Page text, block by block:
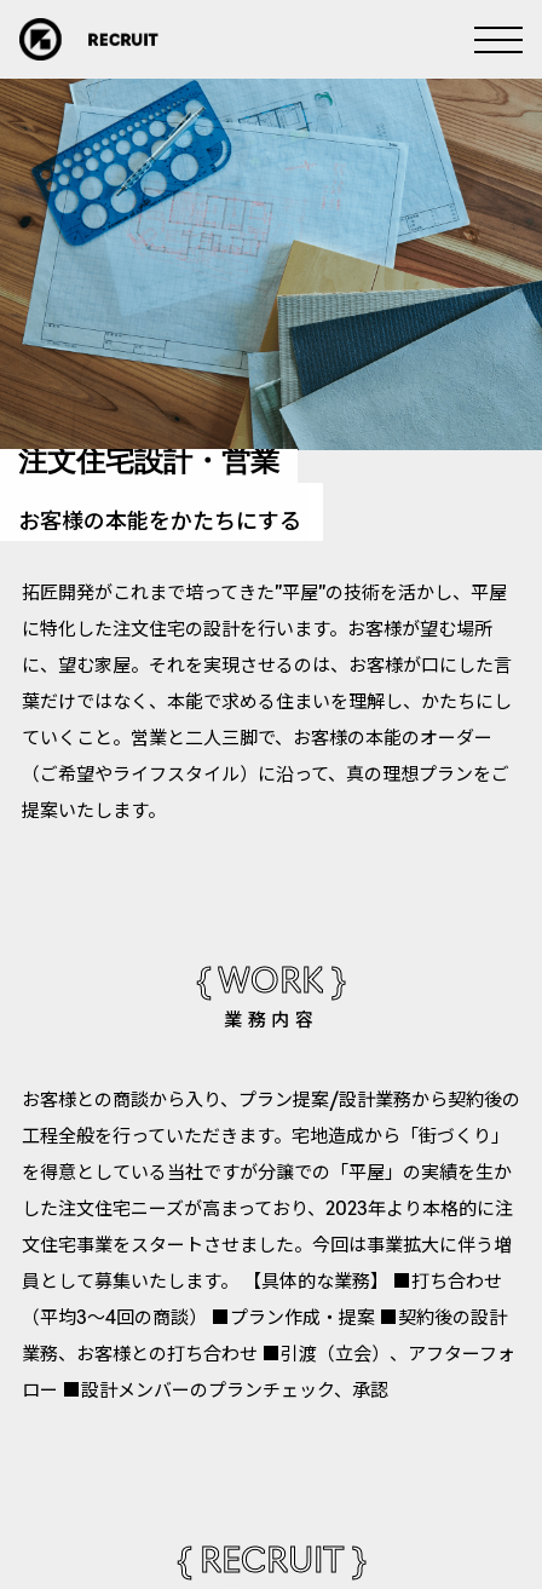
注文住宅設計・営業
お客様の本能をかたちにする
拓匠開発がこれまで培ってきた”平屋”の技術を活かし、平屋
に特化した注文住宅の設計を行います。お客様が望む場所
に、望む家屋。それを実現させるのは、お客様が口にした言
葉だけではなく、本能で求める住まいを理解し、かたちにし
ていくこと。営業と二人三脚で、お客様の本能のオーダー
（ご希望やライフスタイル）に沿って、真の理想プランをご
提案いたします。
{ WORK }
業務内容
お客様との商談から⼊り、プラン提案/設計業務から契約後の
⼯程全般を⾏っていただきます。宅地造成から「街づくり」
を得意としている当社ですが分譲での「平屋」の実績を⽣か
した注⽂住宅ニーズが⾼まっており、2023年より本格的に注
⽂住宅事業をスタートさせました。今回は事業拡大に伴う増
員として募集いたします。 【具体的な業務】 ■打ち合わせ
（平均3〜4回の商談） ■プラン作成・提案 ■契約後の設計
業務、お客様との打ち合わせ ■引渡（⽴会）、アフターフォ
ロー ■設計メンバーのプランチェック、承認
{ RECRUIT }